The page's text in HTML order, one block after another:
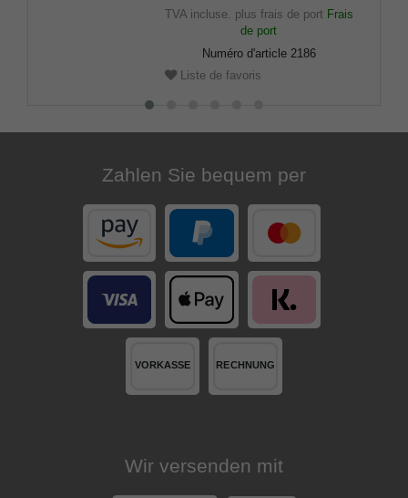
TVA incluse. plus frais de port Frais
de port
Numéro d'article 2186
Liste de favoris
Zahlen Sie bequem per
Wir versenden mit